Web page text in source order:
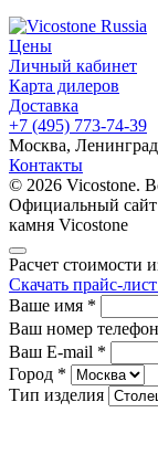
Цены
Личный кабинет
Карта дилеров
Доставка
+7 (495) 773-74-39
Москва,
Контакты
© 2026 Vicostone.
Официальный сайт
камня Vicostone
Расчет стоимости
Скачать прайс-
Ваше имя *
Ваш номер
Ваш E-mail *
Город *
Тип изделия